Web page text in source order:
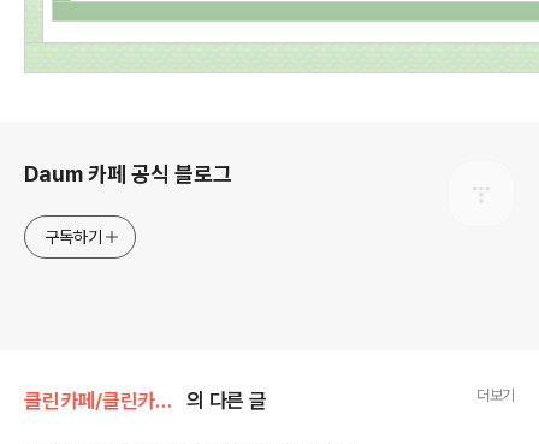
Daum 카페 공식 블로그
구독하기
클린카페/클린카페 공지사항 의 다른 글 더보기